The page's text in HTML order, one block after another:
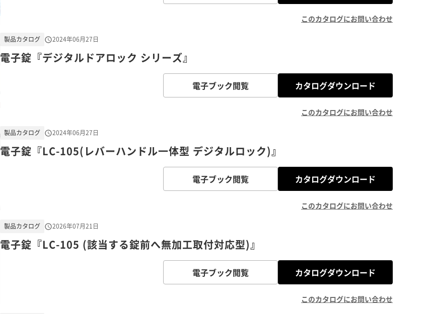
このカタログにお問い合わせ
電子錠『デジタルドアロック シリーズ』
製品カタログ 2024年06月27日
電子ブック閲覧 カタログダウンロード
このカタログにお問い合わせ
電子錠『LC-105(レバーハンドル一体型 デジタルロック)』
製品カタログ 2024年06月27日
電子ブック閲覧 カタログダウンロード
このカタログにお問い合わせ
電子錠『LC-105 (該当する錠前へ無加工取付対応型)』
製品カタログ 2026年07月21日
電子ブック閲覧 カタログダウンロード
このカタログにお問い合わせ